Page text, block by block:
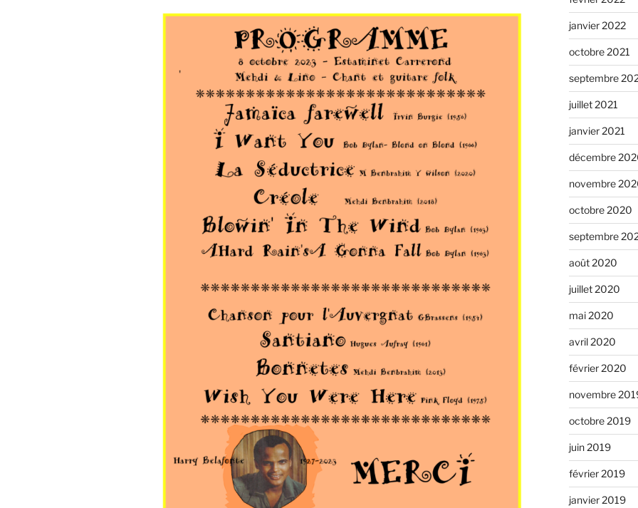
janvier 2022
octobre 2021
septembre
juillet 2021
janvier 2021
décembre
novembre
octobre 2020
septembre
août 2020
juillet 2020
mai 2020
avril 2020
février 2020
novembre
octobre 2019
juin 2019
février 2019
janvier 2019